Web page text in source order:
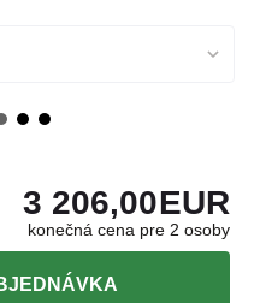
konečná cena pre 2 osoby
3 206,00EUR